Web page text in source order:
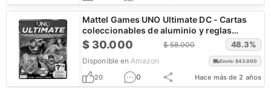
Mattel Games UNO Ultimate DC - Cartas
coleccionables de aluminio y reglas
especiales
$ 30.000 $58.000 48.3%
Disponible en Amazon Envío: $43.000
20 0 Hace más de 2 años